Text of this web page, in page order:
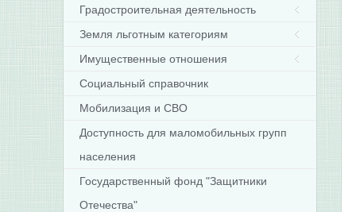
Градостроительная деятельность
Земля льготным категориям
Имущественные отношения
Социальный справочник
Мобилизация и СВО
Доступность для маломобильных групп
населения
Государственный фонд "Защитники
Отечества"